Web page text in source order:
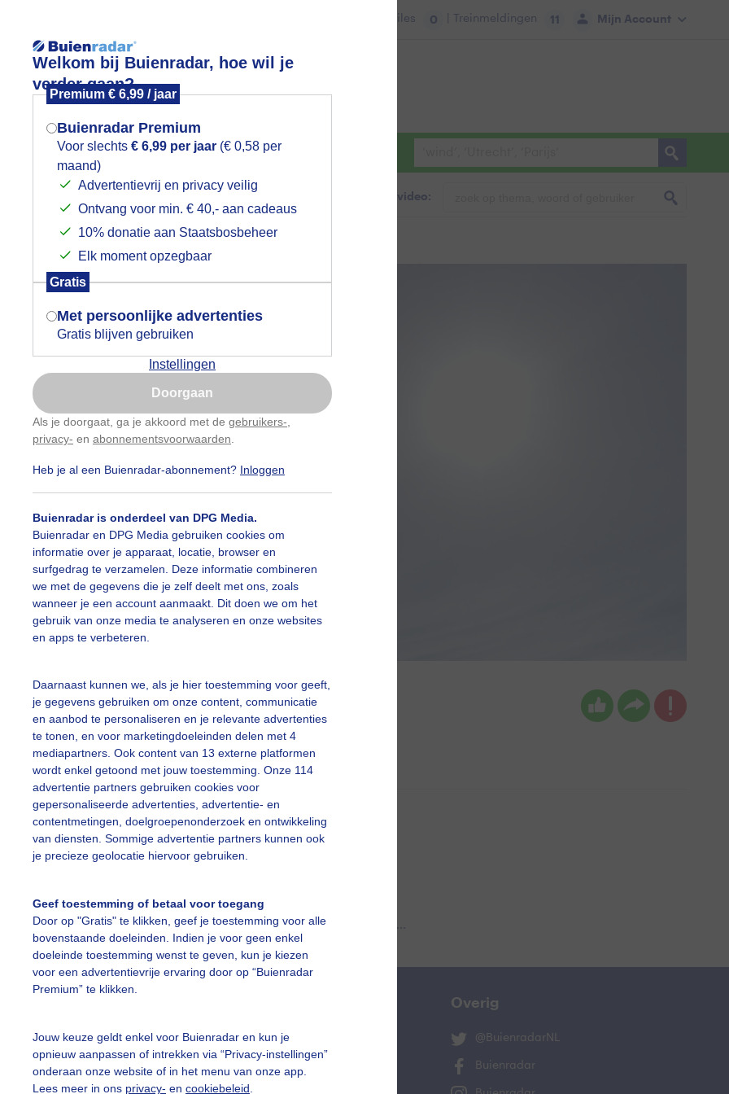
Welkom bij Buienradar, hoe wil je
verder gaan?
Premium € 6,99 / jaar
Buienradar Premium
Voor slechts € 6,99 per jaar (€ 0,58 per
maand)
Advertentievrij en privacy veilig
Ontvang voor min. € 40,- aan cadeaus
10% donatie aan Staatsbosbeheer
Elk moment opzegbaar
Gratis
Met persoonlijke advertenties
Gratis blijven gebruiken
Instellingen
Doorgaan
Als je doorgaat, ga je akkoord met de gebruikers-
privacy- en abonnementsvoorwaarden
Heb je al een Buienradar-abonnement? Inloggen
Buienradar is onderdeel van DPG Media.
Buienradar en DPG Media gebruiken cookies om
informatie over je apparaat, locatie, browser en
surfgedrag te verzamelen. Deze informatie combineren
we met de gegevens die je zelf deelt met ons, zoals
wanneer je een account aanmaakt. Dit doen we om het
gebruik van onze media te analyseren en onze websites
en apps te verbeteren.
Daarnaast kunnen we, als je hier toestemming voor geeft,
je gegevens gebruiken om onze content, communicatie
en aanbod te personaliseren en je relevante advertenties
te tonen, en voor marketingdoeleinden delen met 4
mediapartners. Ook content van 13 externe platformen
wordt enkel getoond met jouw toestemming. Onze 114
advertentie partners gebruiken cookies voor
gepersonaliseerde advertenties, advertentie- en
contentmetingen, doelgroepenonderzoek en ontwikkeling
van diensten. Sommige advertentie partners kunnen ook
je precieze geolocatie hiervoor gebruiken.
Geef toestemming of betaal voor toegang
Door op "Gratis" te klikken, geef je toestemming voor alle
bovenstaande doeleinden. Indien je voor geen enkel
doeleinde toestemming wenst te geven, kun je kiezen
voor een advertentievrije ervaring door op “Buienradar
Premium” te klikken.
Jouw keuze geldt enkel voor Buienradar en kun je
opnieuw aanpassen of intrekken via “Privacy-instellingen”
onderaan onze website of in het menu van onze app.
Lees meer in ons privacy- en cookiebeleid
Mijn Account
Files 0 | Treinmeldingen 11
Foto en video Weerzine
Zoeken in foto & video:
zon, deze eerste Paasdag!
Ria Luttikhold Gemaakt: 31-03-2024, 67x bekeken
Lente Zon
slideshow
Een moment geduld aub...
vragen
De Bilt
Overig
@BuienradarNL
Buienradar
Mogen we je locatie gebruiken voor
het weer?
Indien je hier nog geen akkoord op hebt
gegeven, verschijnt er zo een pop-up uit
je browser waarin deze toestemming
gevraagd wordt.
Is goed, toon de popup
Nu niet, misschien later
Gebruik je Safari en wil je niet elke dag deze pop-up
Klikhierom dit aan te passen